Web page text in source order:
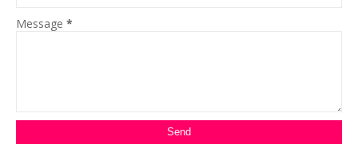
Message *